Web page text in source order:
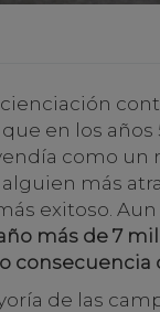
en los años
como un
más
exitoso. Aun
más de 7
de las